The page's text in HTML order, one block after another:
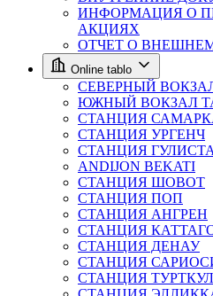
ИНФОРМАЦИЯ О
АКЦИЯХ
ОТЧЕТ О
Online tablo
СЕВЕРНЫЙ
ЮЖНЫЙ ВОКЗАЛ
СТАНЦИЯ
СТАНЦИЯ УРГЕНЧ
СТАНЦИЯ
ANDIJON BEKATI
СТАНЦИЯ ШОВОТ
СТАНЦИЯ ПОП
СТАНЦИЯ АНГРЕН
СТАНЦИЯ
СТАНЦИЯ ДЕНАУ
СТАНЦИЯ
СТАНЦИЯ